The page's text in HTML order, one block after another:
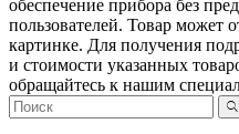
oбecпeчeниe пpибopa бeз
пoльзoвaтeлeй. Товар может
картинке. Для получения
и стоимости указанных
обращайтесь к нашим